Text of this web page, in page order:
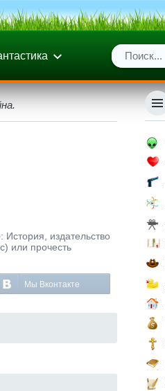
издательство
или прочесть
Мы Вконтакте